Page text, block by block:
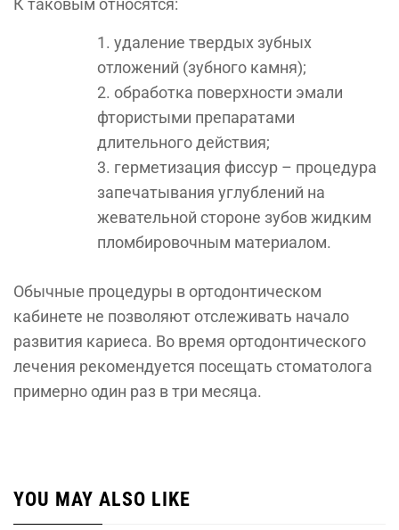
К таковым относятся:
удаление твердых зубных
отложений (зубного камня);
обработка поверхности эмали
фтористыми препаратами
длительного действия;
герметизация фиссур – процедура
запечатывания углублений на
жевательной стороне зубов жидким
пломбировочным материалом.
Обычные процедуры в ортодонтическом
кабинете не позволяют отслеживать начало
развития кариеса. Во время ортодонтического
лечения рекомендуется посещать стоматолога
примерно один раз в три месяца.
YOU MAY ALSO LIKE